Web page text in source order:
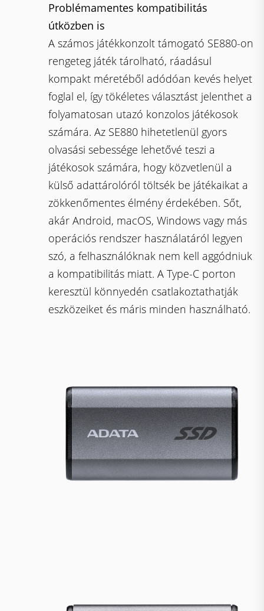
Problémamentes kompatibilitás
útközben is
A számos játékkonzolt támogató SE880-on
rengeteg játék tárolható, ráadásul
kompakt méretéből adódóan kevés helyet
foglal el, így tökéletes választást jelenthet a
folyamatosan utazó konzolos játékosok
számára. Az SE880 hihetetlenül gyors
olvasási sebessége lehetővé teszi a
játékosok számára, hogy közvetlenül a
külső adattárolóról töltsék be játékaikat a
zökkenőmentes élmény érdekében. Sőt,
akár Android, macOS, Windows vagy más
operációs rendszer használatáról legyen
szó, a felhasználóknak nem kell aggódniuk
a kompatibilitás miatt. A Type-C porton
keresztül könnyedén csatlakoztathatják
eszközeiket és máris minden használható.